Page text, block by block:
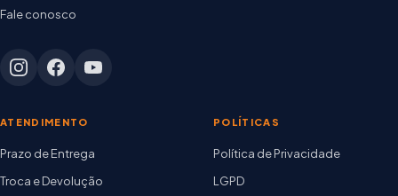
Fale conosco
ATENDIMENTO
Prazo de Entrega
Troca e Devolução
POLÍTICAS
Política de Privacidade
LGPD